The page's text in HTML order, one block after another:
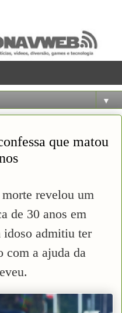
▼
que matou
revelou um
de 30 anos em
idoso admitiu ter
com a ajuda da